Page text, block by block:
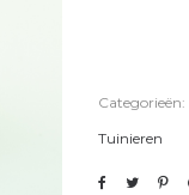
Categorieën:
Tuinieren